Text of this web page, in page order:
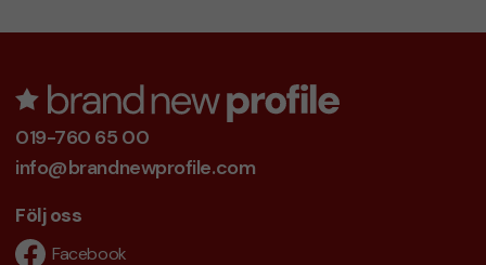
019-760 65 00
info@brandnewprofile.com
Följ oss
Facebook